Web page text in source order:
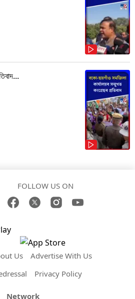
FOLLOW US ON
Us
Advertise With Us
Privacy Policy
Network